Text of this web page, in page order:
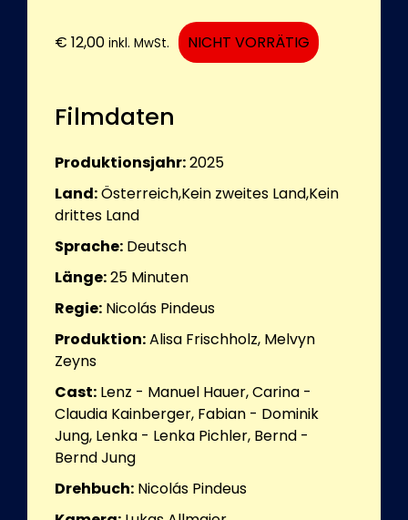
€ 12,00 inkl. MwSt. NICHT VORRÄTIG
Filmdaten
Produktionsjahr:2025
Land:Österreich,Kein zweites Land,Kein
drittes Land
Sprache: Deutsch
Länge:25 Minuten
Regie: Nicolás Pindeus
Produktion:Alisa Frischholz, Melvyn
Zeyns
Cast: Lenz - Manuel Hauer, Carina -
Claudia Kainberger, Fabian - Dominik
Jung, Lenka - Lenka Pichler, Bernd -
Bernd Jung
Drehbuch: Nicolás Pindeus